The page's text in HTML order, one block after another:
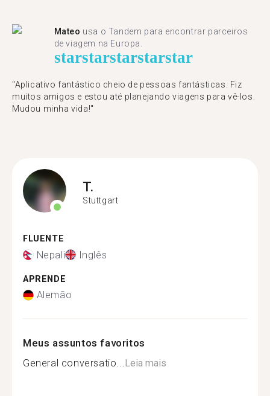
Mateo usa o Tandem para encontrar parceiros
de viagem na Europa.
starstarstarstarstar
"Aplicativo fantástico cheio de pessoas fantásticas. Fiz
muitos amigos e estou até planejando viagens para vê-los.
Mudou minha vida!"
T.
Stuttgart
FLUENTE
Nepali Inglês
APRENDE
Alemão
Meus assuntos favoritos
General conversatio...Leia mais